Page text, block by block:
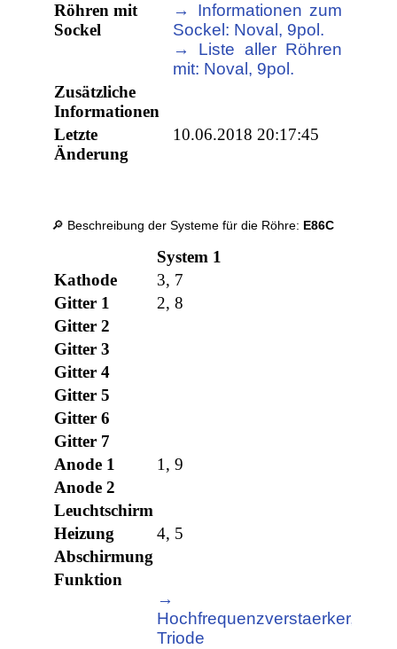
Röhren mit
Sockel
→ Informationen zum
Sockel: Noval, 9pol.
→ Liste aller Röhren
mit: Noval, 9pol.
Zusätzliche
Informationen
Letzte
Änderung
10.06.2018 20:17:45
🔎 Beschreibung der Systeme für die Röhre: E86C
System 1
Kathode
3, 7
Gitter 1
2, 8
Gitter 2
Gitter 3
Gitter 4
Gitter 5
Gitter 6
Gitter 7
Anode 1
1, 9
Anode 2
Leuchtschirm
Heizung
4, 5
Abschirmung
Funktion
→
Hochfrequenzverstaerker,
Triode